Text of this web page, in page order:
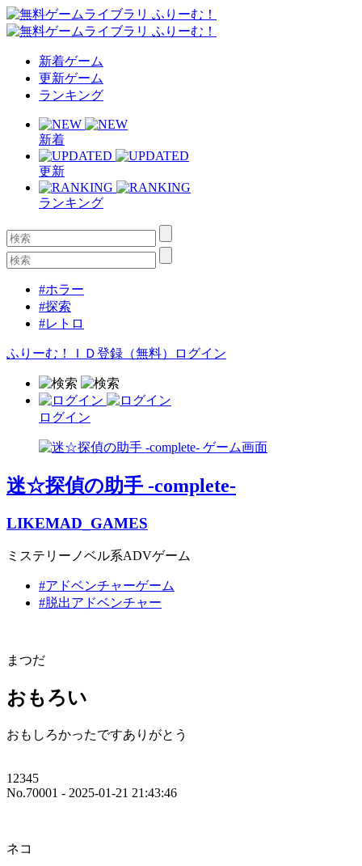
新着ゲーム
更新ゲーム
ランキング
新着
更新
ランキング
#ホラー
#探索
#レトロ
ふりーむ！ＩＤ登録（無料） ログイン
ログイン
迷☆探偵の助手 -complete-
LIKEMAD_GAMES
ミステリーノベル系ADVゲーム
#アドベンチャーゲーム
#脱出アドベンチャー
まつだ
おもろい
おもしろかったですありがとう
12345
No.70001 - 2025-01-21 21:43:46
ネコ